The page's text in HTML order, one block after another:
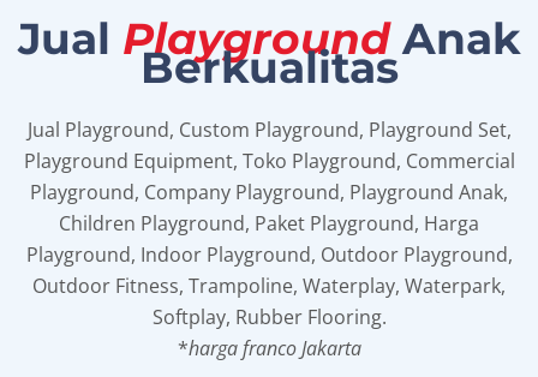
Jual PlaygroundAnak
Berkualitas
Jual Playground, Custom Playground, Playground Set,
Playground Equipment, Toko Playground, Commercial
Playground, Company Playground, Playground Anak,
Children Playground, Paket Playground, Harga
Playground, Indoor Playground, Outdoor Playground,
Outdoor Fitness, Trampoline, Waterplay, Waterpark,
Softplay, Rubber Flooring.
*harga franco Jakarta